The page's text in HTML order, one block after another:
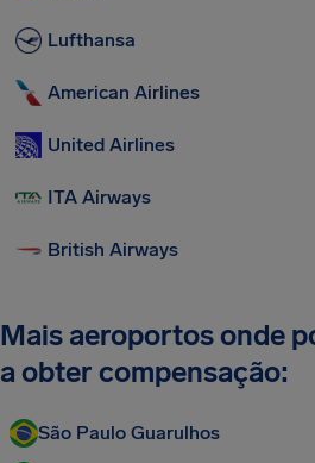
Lufthansa
American Airlines
United Airlines
ITA Airways
British Airways
Mais aeroportos onde
a obter compensação:
São Paulo Guarulhos